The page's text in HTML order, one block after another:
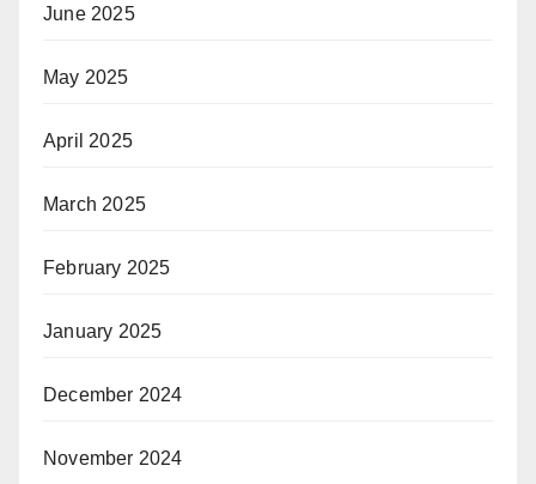
June 2025
May 2025
April 2025
March 2025
February 2025
January 2025
December 2024
November 2024